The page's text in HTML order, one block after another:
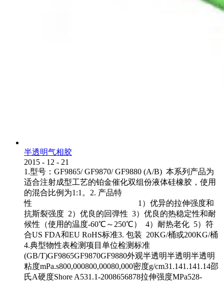
半透明气相胶
2015 - 12 - 21
1.型号：GF9865/ GF9870/ GF9880 (A/B) 本系列产品为
适合注射成型工艺的铂金催化双组份液体硅橡胶，使用
的混合比例为1:1。2. 产品特
性 1）优异的拉伸强度和
抗斯裂强度 2）优良的回弹性 3）优良的热稳定性和耐
候性（使用的温度-60℃～250℃） 4）耐热老化 5）符
合US FDA和EU RoHS标准3. 包装 20KG/桶或200KG/桶
4.典型物性表检测项目单位检测标准
(GB/T)GF9865GF9870GF9880外观半透明半透明半透明
粘度mPa.s800,000800,00080,000密度g/cm31.141.141.14邵
氏A硬度Shore A531.1-2008656878拉伸强度MPa528-